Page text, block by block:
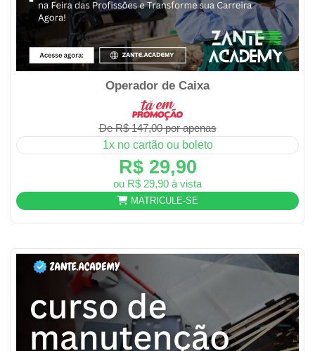
Operador de Caixa
De R$ 147,00 por apenas
1x no cartão ou boleto
R$ 29,90
ou R$ 29,90 à vista
MATRICULE-SE